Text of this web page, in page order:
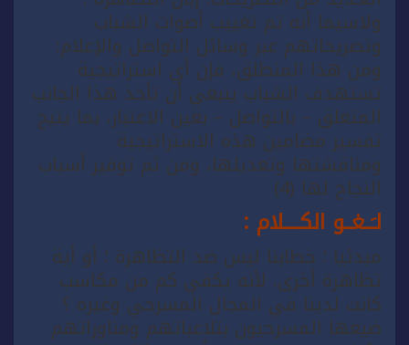
ولاسيما أنه تم تغييب أصوات الشباب
وتصريحاتهم عبر وسائل التواصل والإعلام:
ومن هذا المنطلق، فإن أي استراتيجية
تستهدف الشباب ينبغي أن تأخذ هذا الجانب
المتعلق – بالتواصل – بعين الاعتبار، بما يتيح
تفسير مضامين هذه الاستراتيجية
ومناقشتها وتعديلها، ومن ثم توفير أسباب
النجاح لها (4)
لـَــغــو الكــــلام :
مبدئيا ؛ خطابنا ليس ضد التظاهرة ؛ أو أية
تظاهرة أخرى. لأنه يكفي كم من مكاسب
كانت لدينا في المجال المسرحي وغيره ؟
ضيعها المسرحيون بتلاعباتهم ومناوراتهم